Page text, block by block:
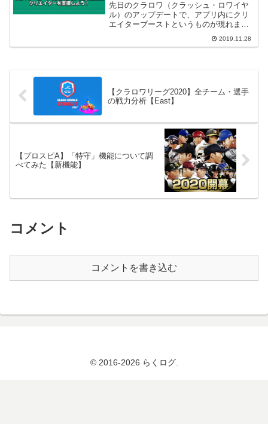
先日のクラロワ（クラッシュ・ロワイヤ
ル）のアップデートで、アプリ内にクリ
エイターブーストというものが現れまし
た。以前から耳にしていたもののいまい
ち良く分かっていなかったクリエイター
2019.11.28
【クラロワリーグ2020】全チーム・選手
の戦力分析【East】
【プロスピA】「特守」機能について調
べてみた【新機能】
コメント
コメントを書き込む
© 2016-2026 らくログ.